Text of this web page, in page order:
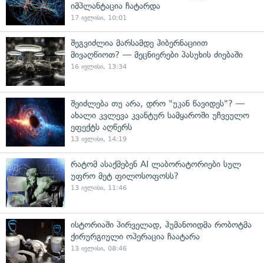
იმპლანტაცია ჩატარდა
17 ივლისი, 10:01
შეგვიძლია მარსამდე ჰიბერნაციით
მივაღწიოთ? — მეცნიერები პასუხის ძიებაში
16 ივლისი, 13:34
შეიძლება თუ არა, დრო "უკან წავიდეს"? —
ახალი კვლევა კვანტურ სამყაროში უჩვეულო
ეფექტს აღწერს
13 ივლისი, 14:19
რატომ ასაქმებენ AI ლაბორატორიები სულ
უფრო მეტ ფილოსოფოსს?
13 ივლისი, 11:46
ისტორიაში პირველად, ჰუმანოიდმა რობოტმა
ქირურგიული ოპერაცია ჩაატარა
13 ივლისი, 08:46